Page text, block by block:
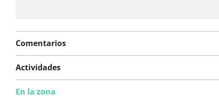
Comentarios
Actividades
En la zona